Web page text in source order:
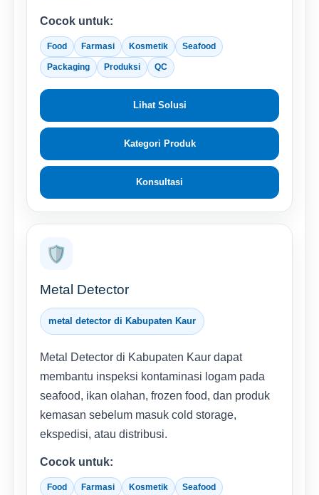
Cocok untuk:
Food Farmasi Kosmetik Seafood
Packaging Produksi QC
Lihat Solusi
Kategori Produk
Konsultasi
🛡️
Metal Detector
metal detector di Kabupaten Kaur
Metal Detector di Kabupaten Kaur dapat
membantu inspeksi kontaminasi logam pada
seafood, ikan olahan, frozen food, dan produk
kemasan sebelum masuk cold storage,
ekspedisi, atau distribusi.
Cocok untuk:
Food Farmasi Kosmetik Seafood